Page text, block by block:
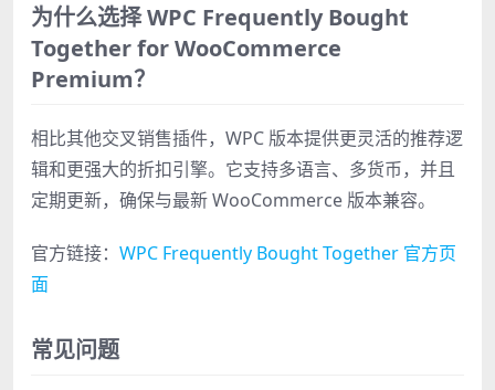
为什么选择 WPC Frequently Bought
Together for WooCommerce
Premium？
相比其他交叉销售插件，WPC 版本提供更灵活的推荐逻
辑和更强大的折扣引擎。它支持多语言、多货币，并且
定期更新，确保与最新 WooCommerce 版本兼容。
官方链接： WPC Frequently Bought Together 官方页
面
常见问题